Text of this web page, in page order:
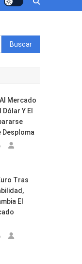
Buscar:
Mercado
Y El
Desploma
Tras
El